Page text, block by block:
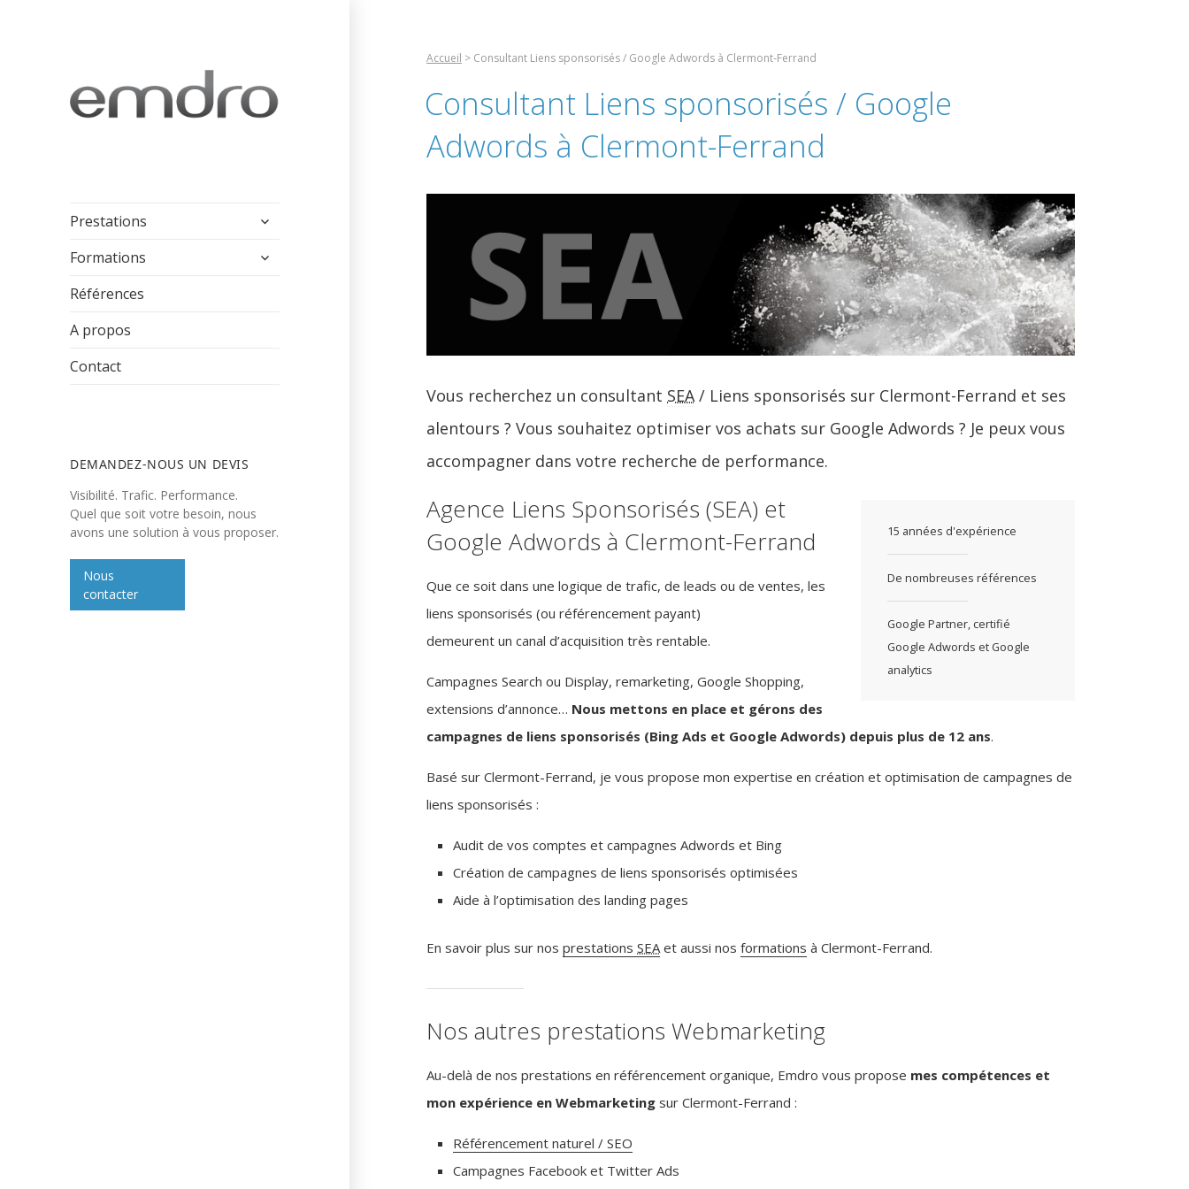
Prestations
ouvrir
menu
Formations
ouvrir
Références
A propos
Contact
DEMANDEZ-NOUS UN DEVIS
Visibilité. Trafic. Performance.
Quel que soit votre besoin, nous
avons une solution à vous proposer.
Nous
contacter
Accueil > Consultant Liens sponsorisés / Google Adwords à Clermont-Ferrand
Consultant Liens sponsorisés / Google
Adwords à Clermont-Ferrand
Vous recherchez un consultant SEA/ Liens sponsorisés sur Clermont-Ferrand et ses
alentours ? Vous souhaitez optimiser vos achats sur Google Adwords ? Je peux vous
accompagner dans votre recherche de performance.
15 années d'expérience
De nombreuses références
Google Partner, certifié
Google Adwords et Google
analytics
Agence Liens Sponsorisés (SEA) et
Google Adwords à Clermont-Ferrand
Que ce soit dans une logique de trafic, de leads ou de ventes, les
liens sponsorisés (ou référencement payant)
demeurent un canal d’acquisition très rentable.
Campagnes Search ou Display, remarketing, Google Shopping,
extensions d’annonce… Nous mettons en place et gérons des
campagnes de liens sponsorisés (Bing Ads et Google Adwords) depuis plus de 12 ans.
Basé sur Clermont-Ferrand, je vous propose mon expertise en création et optimisation de campagnes de
liens sponsorisés :
Audit de vos comptes et campagnes Adwords et Bing
Création de campagnes de liens sponsorisés optimisées
Aide à l’optimisation des landing pages
En savoir plus sur nosprestationsSEA et aussi nosformations à Clermont-Ferrand.
Nos autres prestations Webmarketing
Au-delà de nos prestations en référencement organique, Emdro vous propose mes compétences et
mon expérience en Webmarketing sur Clermont-Ferrand :
Référencement naturel / SEO
Campagnes Facebook et Twitter Ads